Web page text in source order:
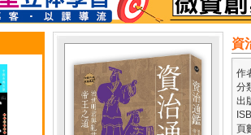
資
作
分
出
頁